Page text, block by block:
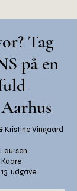
Tag
på en
Kristine Vingaard
udgave